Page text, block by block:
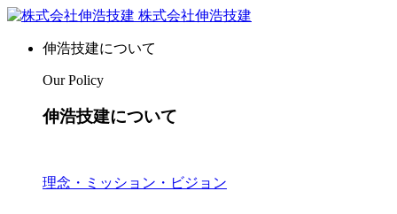
株式会社伸浩技建
伸浩技建について
Our Policy
伸浩技建について
理念・ミッション・ビジョン